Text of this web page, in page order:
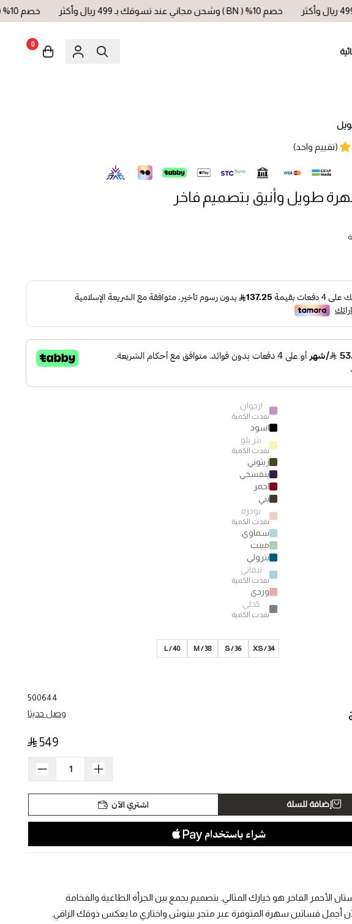
خصم 10% ( BN ) وشحن مجاني عند تسوقك بـ 499 ريال وأكثر خصم 10% ( BN ) وشحن مجاني عند تسوقك بـ 499 ريال وأكثر
0
طويل وأنيق بتصميم فاخر
(تقييم واحد)
ارجوان
نفدت الكمية
اسود
بتر يلو
نفدت الكمية
زيتوني
بنفسجي
احمر
بني
بودره
نفدت الكمية
سماوي
مينت
بترولي
تيفاني
نفدت الكمية
وردي
كحلي
نفدت الكمية
34 / XS
S / 36
M / 38
40 / L
500644
وصل حديثا
549
إضافة للسلة اشتري الآن
الأحمر الفاخر هو خيارك المثالي. بتصميم يجمع بين الجرأة الطاغية والفخامة
أجمل فساتين سهرة المتوفرة عبر متجر بينوش واختاري ما يعكس ذوقك الراقي.